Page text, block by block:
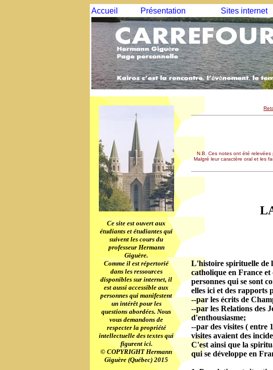
Accueil Présentation Sites internet
Ce site est ouvert aux
étudiants et étudiantes qui
suivent les cours du
professeur Hermann
Giguère.
Comme il est répertorié
dans les ressources
disponibles sur internet, il
est aussi accessible aux
personnes qui manifestent
un intérêt pour les
questions abordées. Nous
vous demandons de
respecter la propriété
intellectuelle des textes qui
figurent ici.
© COPYRIGHT Hermann
Giguère (Québec) 2015
N.B. Ces notes ont été
Malgré leur caractère oral et les
L'histoire spirituelle de
catholique en France
personnes qui se sont
elles ici et des rapports
--par les écrits de
--par les Relations des
d'enthousiasme;
--par des visites ( entre
visites avaient des
C'est ainsi que la
qui se développe en